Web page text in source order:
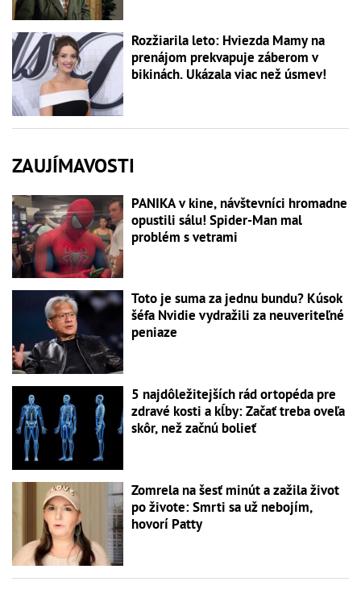
Rozžiarila leto: Hviezda Mamy na
prenájom prekvapuje záberom v
bikinách. Ukázala viac než úsmev!
ZAUJÍMAVOSTI
PANIKA v kine, návštevníci hromadne
opustili sálu! Spider-Man mal
problém s vetrami
Toto je suma za jednu bundu? Kúsok
šéfa Nvidie vydražili za neuveriteľné
peniaze
5 najdôležitejších rád ortopéda pre
zdravé kosti a kĺby: Začať treba oveľa
skôr, než začnú bolieť
Zomrela na šesť minút a zažila život
po živote: Smrti sa už nebojím,
hovorí Patty